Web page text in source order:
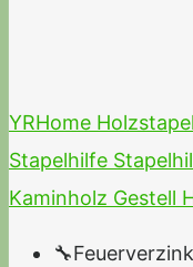
YRHome
Stapelhilfe
Kaminholz Gestell